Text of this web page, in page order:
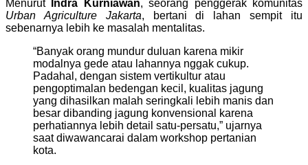
Menurut
Indra Kurniawan, seorang penggerak komunitas
Urban Agriculture Jakarta, bertani di lahan sempit itu
sebenarnya lebih ke masalah mentalitas.
“Banyak orang mundur duluan karena mikir
modalnya gede atau lahannya nggak cukup.
Padahal, dengan sistem vertikultur atau
pengoptimalan bedengan kecil, kualitas jagung
yang dihasilkan malah seringkali lebih manis dan
besar dibanding jagung konvensional karena
perhatiannya lebih detail satu-persatu,” ujarnya
saat diwawancarai dalam workshop pertanian
kota.